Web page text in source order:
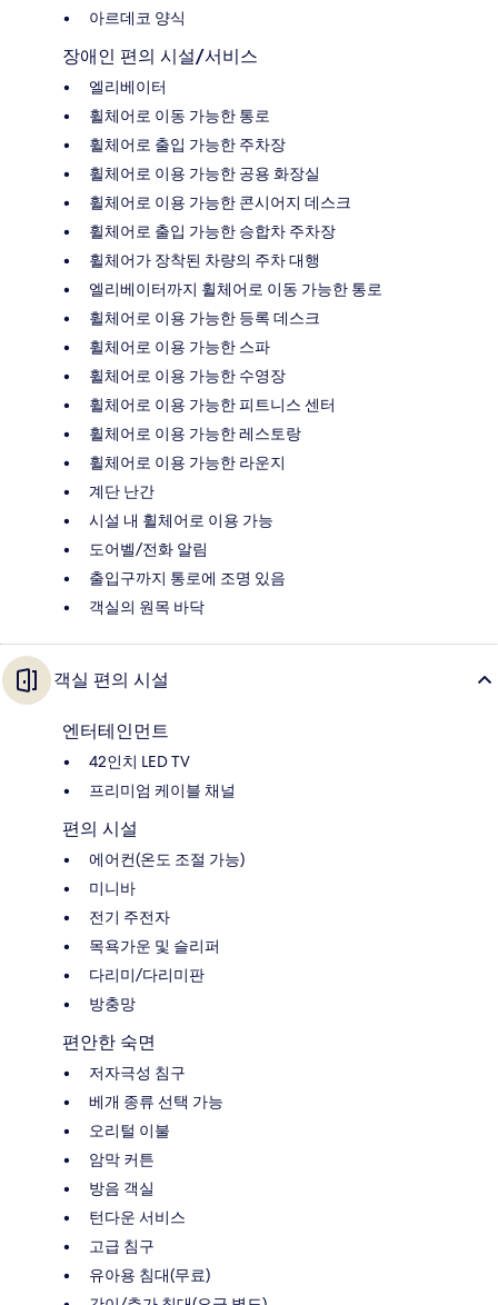
아르데코 양식
장애인 편의 시설/서비스
엘리베이터
휠체어로 이동 가능한 통로
휠체어로 출입 가능한 주차장
휠체어로 이용 가능한 공용 화장실
휠체어로 이용 가능한 콘시어지 데스크
휠체어로 출입 가능한 승합차 주차장
휠체어가 장착된 차량의 주차 대행
엘리베이터까지 휠체어로 이동 가능한 통로
휠체어로 이용 가능한 등록 데스크
휠체어로 이용 가능한 스파
휠체어로 이용 가능한 수영장
휠체어로 이용 가능한 피트니스 센터
휠체어로 이용 가능한 레스토랑
휠체어로 이용 가능한 라운지
계단 난간
시설 내 휠체어로 이용 가능
도어벨/전화 알림
출입구까지 통로에 조명 있음
객실의 원목 바닥
객실 편의 시설
엔터테인먼트
42인치 LED TV
프리미엄 케이블 채널
편의 시설
에어컨(온도 조절 가능)
미니바
전기 주전자
목욕가운 및 슬리퍼
다리미/다리미판
방충망
편안한 숙면
저자극성 침구
베개 종류 선택 가능
오리털 이불
암막 커튼
방음 객실
턴다운 서비스
고급 침구
유아용 침대(무료)